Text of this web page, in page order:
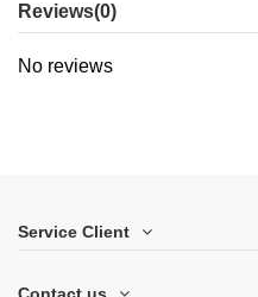
Reviews(0)
No reviews
Service Client
Contact us